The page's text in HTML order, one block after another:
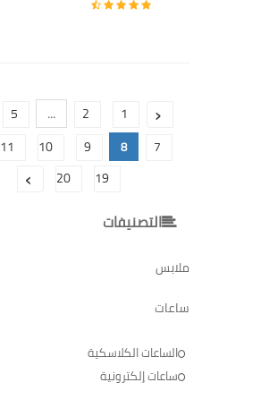
‹
1
2
...
5
7
8
9
10
11
19
20
›
التصنيفات
ملابس
ساعات
الساعات الكلاسكية
ساعات إلكترونية